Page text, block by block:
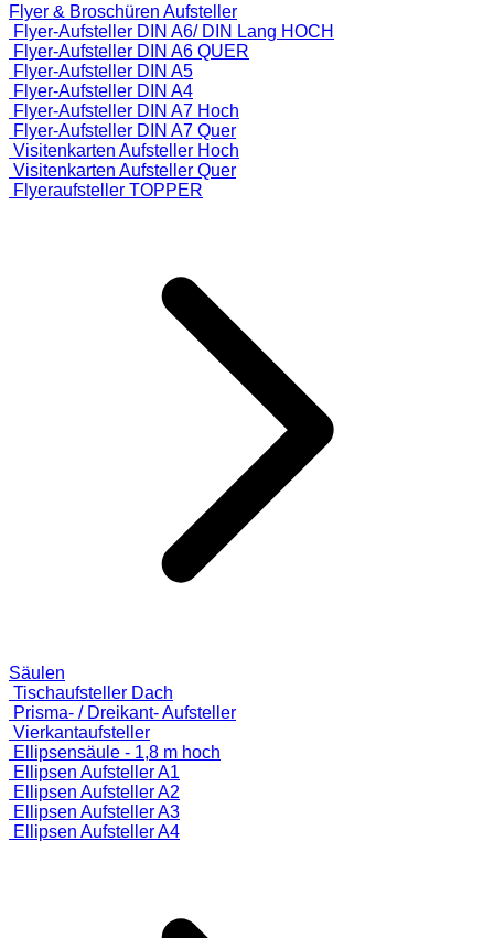
Flyer & Broschüren Aufsteller
Flyer-Aufsteller DIN A6/ DIN Lang HOCH
Flyer-Aufsteller DIN A6 QUER
Flyer-Aufsteller DIN A5
Flyer-Aufsteller DIN A4
Flyer-Aufsteller DIN A7 Hoch
Flyer-Aufsteller DIN A7 Quer
Visitenkarten Aufsteller Hoch
Visitenkarten Aufsteller Quer
Flyeraufsteller TOPPER
Säulen
Tischaufsteller Dach
Prisma- / Dreikant- Aufsteller
Vierkantaufsteller
Ellipsensäule - 1,8 m hoch
Ellipsen Aufsteller A1
Ellipsen Aufsteller A2
Ellipsen Aufsteller A3
Ellipsen Aufsteller A4